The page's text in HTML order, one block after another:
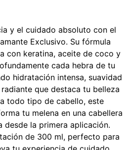
y el cuidado absoluto con el
Exclusivo. Su fórmula
con keratina, aceite de coco y
cada hebra de tu
hidratación intensa, suavidad
que destaca tu belleza
todo tipo de cabello, este
tu melena en una cabellera
desde la primera aplicación.
de 300 ml, perfecto para